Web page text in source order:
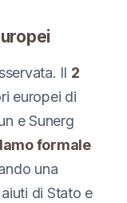
Il 2
europei di
e Sunerg
formale
una
di Stato e